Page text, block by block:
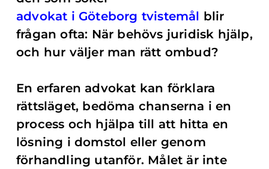
advokat i Göteborg tvistemål blir
frågan ofta: När behövs juridisk hjälp,
och hur väljer man rätt ombud?
En erfaren advokat kan förklara
rättsläget, bedöma chanserna i en
process och hjälpa till att hitta en
lösning i domstol eller genom
förhandling utanför. Målet är inte